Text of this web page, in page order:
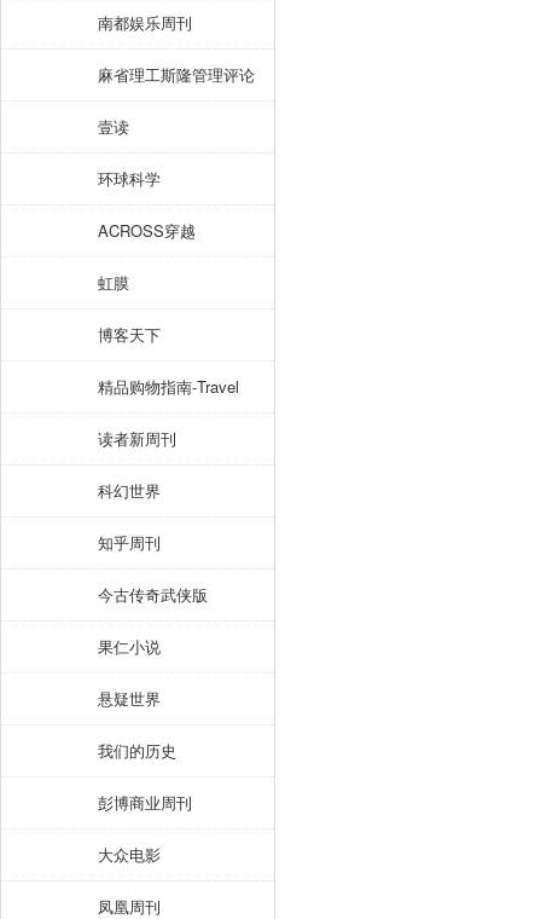
南都娱乐周刊
麻省理工斯隆管理评论
壹读
环球科学
ACROSS穿越
虹膜
博客天下
精品购物指南-Travel
读者新周刊
科幻世界
知乎周刊
今古传奇武侠版
果仁小说
悬疑世界
我们的历史
彭博商业周刊
大众电影
凤凰周刊